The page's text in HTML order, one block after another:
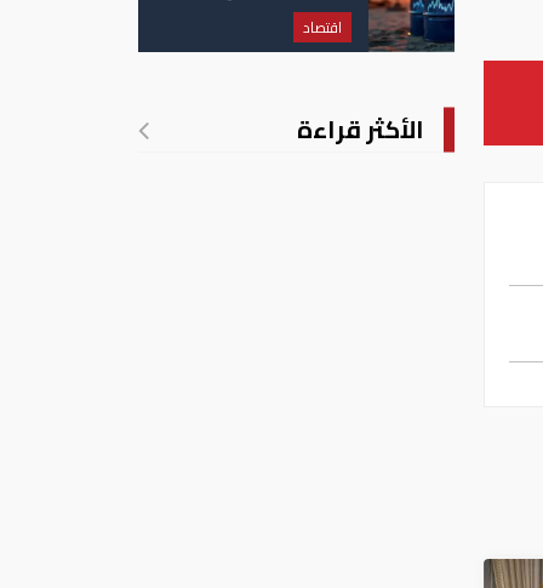
وتراجع الأسهم
الأمريكية
اقتصاد
الأكثر قراءة